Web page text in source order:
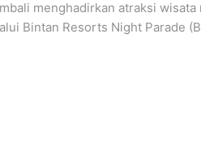
menghadirkan atraksi wisata
Bintan Resorts Night Parade